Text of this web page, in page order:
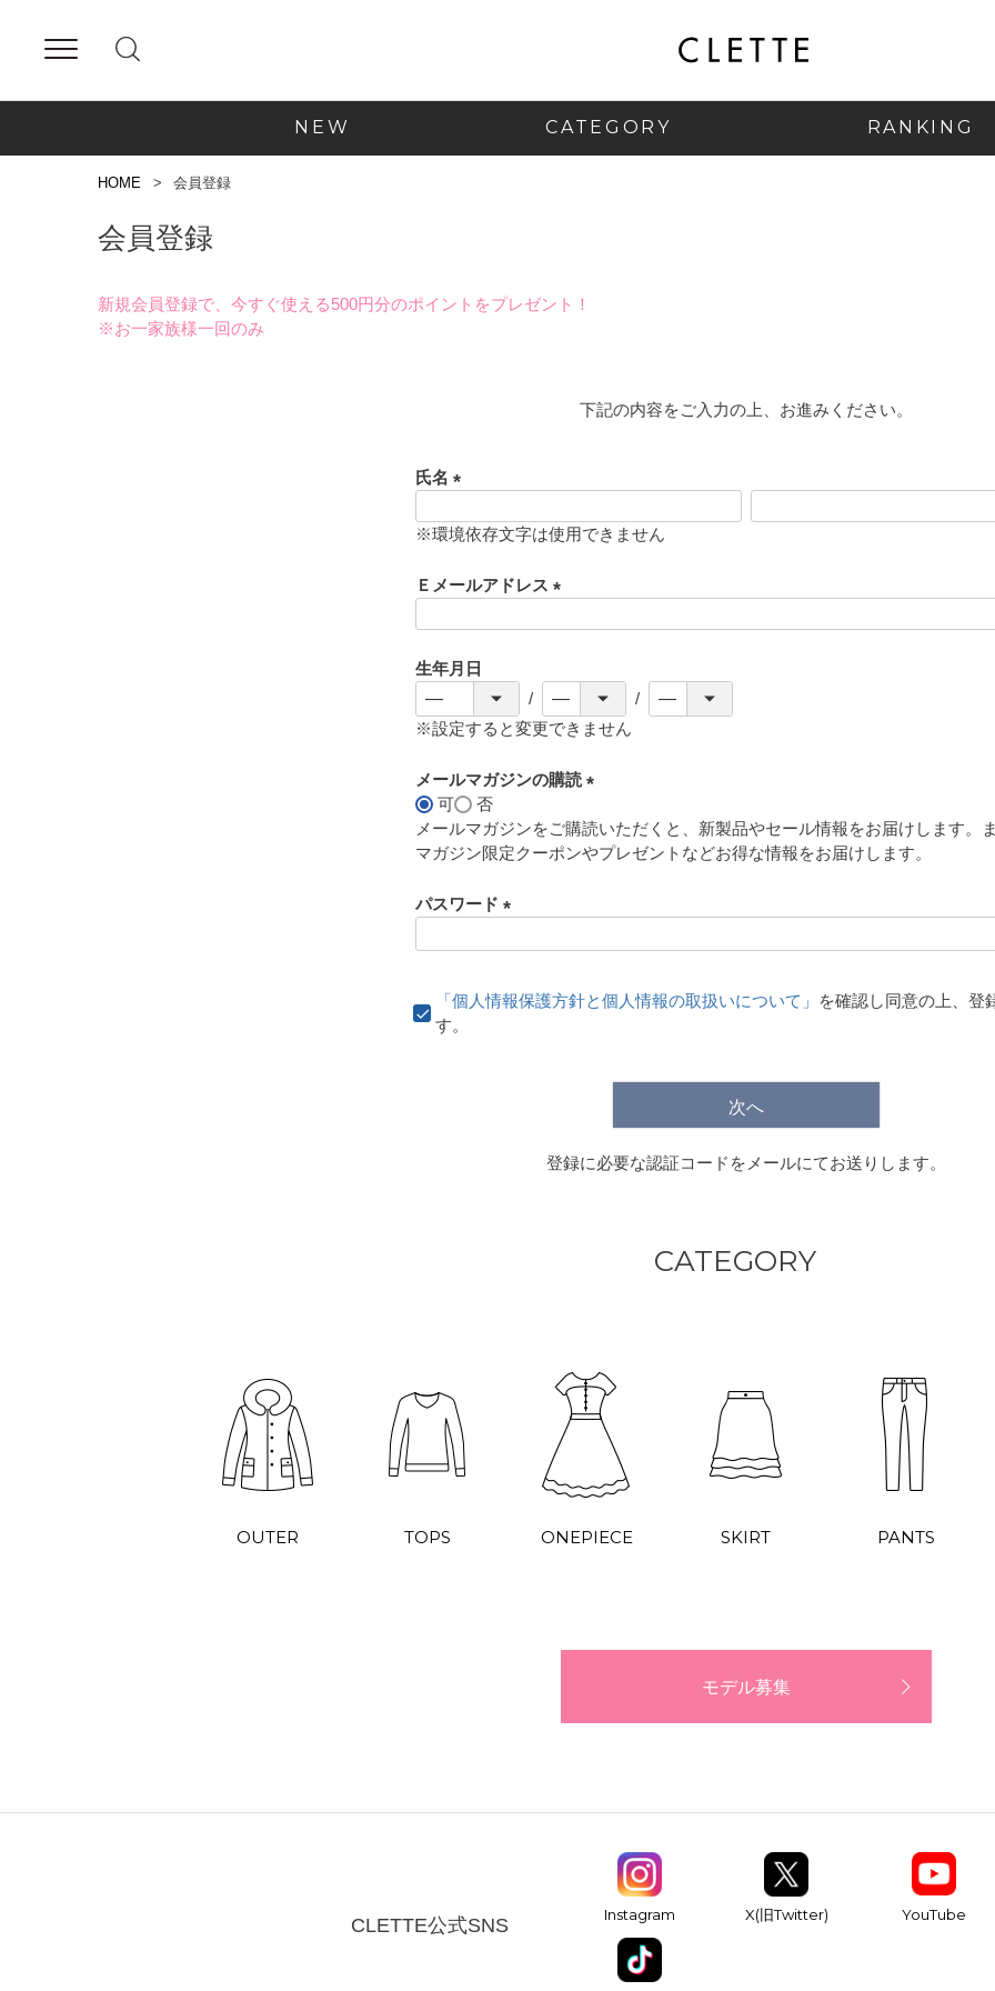
NEW CATEGORY RANKING
HOME 会員登録
会員登録
新規会員登録で、今すぐ使える500円分のポイントをプレゼント！
※お一家族様一回のみ
下記の内容をご入力の上、お進みください。
氏名
必
)
※環境依存文字は使用できません
Ｅメールアドレス
生年月日
※設定すると変更できません
メールマガジンの購読
必
須
可
否
メールマガジンをご購読いただくと、新製品やセール情報をお届けします。
マガジン限定クーポンやプレゼントなどお得な情報をお届けします。
パスワード
)
「個人情報保護方針と個人情報の取扱いについて」
を確認し同意の上、登
す。
次へ
登録に必要な認証コードをメールにてお送りします。
CATEGORY
OUTER TOPS ONEPIECE SKIRT PANTS
モデル募集
CLETTE公式SNS Instagram X(旧Twitter) YouTube